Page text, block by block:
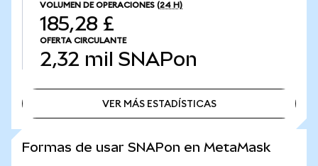
VOLUMEN DE OPERACIONES (24 H)
185,28 £
OFERTA CIRCULANTE
2,32 mil SNAPon
VER MÁS ESTADÍSTICAS
Formas de usar SNAPon en MetaMask